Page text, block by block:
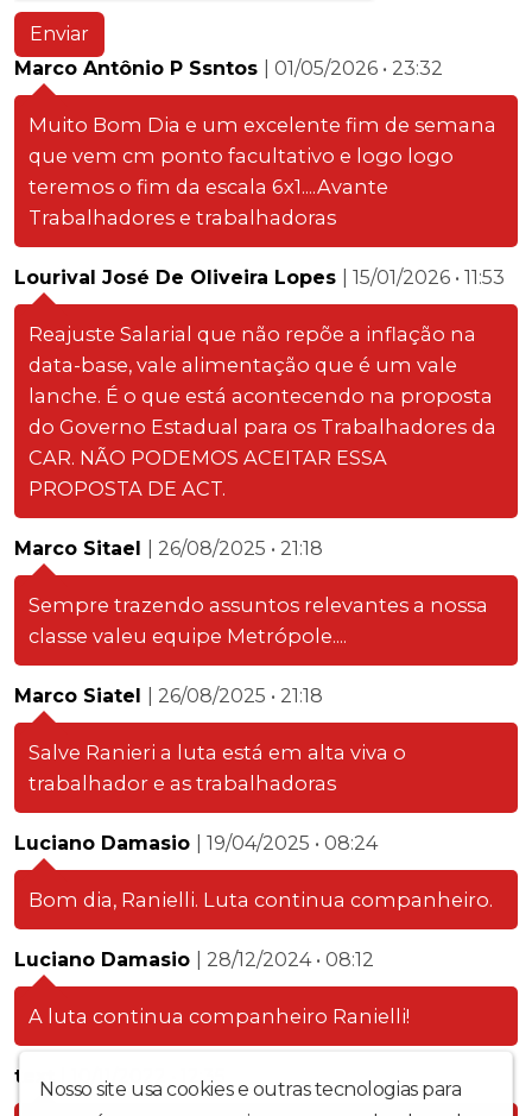
Enviar
Marco Antônio P Ssntos
| 01/05/2026 • 23:32
Muito Bom Dia e um excelente fim de semana
que vem cm ponto facultativo e logo logo
teremos o fim da escala 6x1....Avante
Trabalhadores e trabalhadoras
Lourival José De Oliveira Lopes | 15/01/2026 • 11:53
Reajuste Salarial que não repõe a inflação na
data-base, vale alimentação que é um vale
lanche. É o que está acontecendo na proposta
do Governo Estadual para os Trabalhadores da
CAR. NÃO PODEMOS ACEITAR ESSA
PROPOSTA DE ACT.
Marco Sitael | 26/08/2025 • 21:18
Sempre trazendo assuntos relevantes a nossa
classe valeu equipe Metrópole....
Marco Siatel | 26/08/2025 • 21:18
Salve Ranieri a luta está em alta viva o
trabalhador e as trabalhadoras
Luciano Damasio | 19/04/2025 • 08:24
Bom dia, Ranielli. Luta continua companheiro.
Luciano Damasio | 28/12/2024 • 08:12
A luta continua companheiro Ranielli!
text | 10/11/2022 • 12:35
Nosso site usa cookies e outras tecnologias para